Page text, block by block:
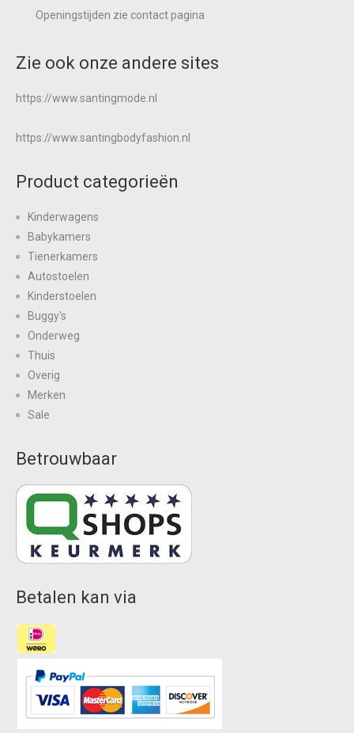
Openingstijden zie contactpagina
Zie ook onze andere sites
https://www.santingmode.nl
https://www.santingbodyfashion.nl
Product categorieën
Kinderwagens
Babykamers
Tienerkamers
Autostoelen
Kinderstoelen
Buggy's
Onderweg
Thuis
Overig
Merken
Sale
Betrouwbaar
Betalen kan via